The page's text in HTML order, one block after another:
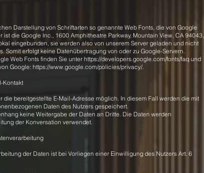
Darstellung von Schriftarten so genannte Web Fonts, die von Google
ist die Google Inc., 1600 Amphitheatre Parkway, Mountain View, CA 94043,
eingebunden, sie werden also von unserem Server geladen und nicht
Somit erfolgt keine Datenübertragung von oder zu Google-Servern.
Web Fonts finden Sie unter https://developers.google.com/fonts/faq und
Google: https://www.google.com/policies/privacy/.
Kontakt
die bereitgestellte E-Mail-Adresse möglich. In diesem Fall werden die mit
Daten des Nutzers gespeichert.
keine Weitergabe der Daten an Dritte. Die Daten werden
der Konversation verwendet.
der Daten ist bei Vorliegen einer Einwilligung des Nutzers Art. 6